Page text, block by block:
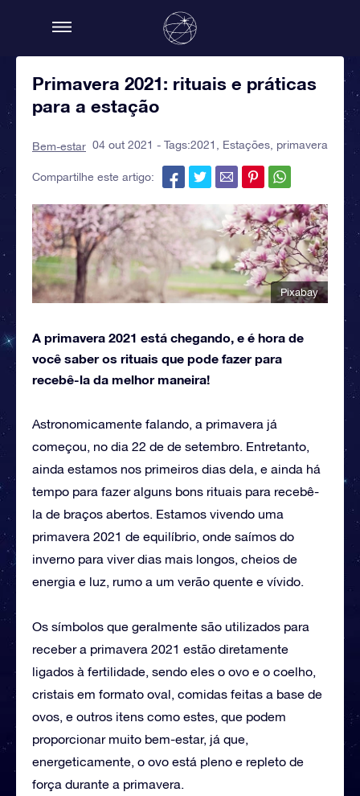
Primavera 2021: rituais e práticas
para a estação
Bem-estar 04 out 2021 - Tags:2021 Estações primavera
Compartilhe este artigo:
Pixabay
A primavera 2021 está chegando, e é hora de
você saber os rituais que pode fazer para
recebê-la da melhor maneira!
Astronomicamente falando, a primavera já
começou, no dia 22 de de setembro. Entretanto,
ainda estamos nos primeiros dias dela, e ainda há
tempo para fazer alguns bons rituais para recebê-
la de braços abertos. Estamos vivendo uma
primavera 2021 de equilíbrio, onde saímos do
inverno para viver dias mais longos, cheios de
energia e luz, rumo a um verão quente e vívido.
Os símbolos que geralmente são utilizados para
receber a primavera 2021 estão diretamente
ligados à fertilidade, sendo eles o ovo e o coelho,
cristais em formato oval, comidas feitas a base de
ovos, e outros itens como estes, que podem
proporcionar muito bem-estar, já que,
energeticamente, o ovo está pleno e repleto de
força durante a primavera.